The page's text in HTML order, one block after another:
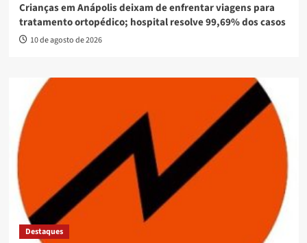
Crianças em Anápolis deixam de enfrentar viagens para
tratamento ortopédico; hospital resolve 99,69% dos casos
10 de agosto de 2026
Destaques